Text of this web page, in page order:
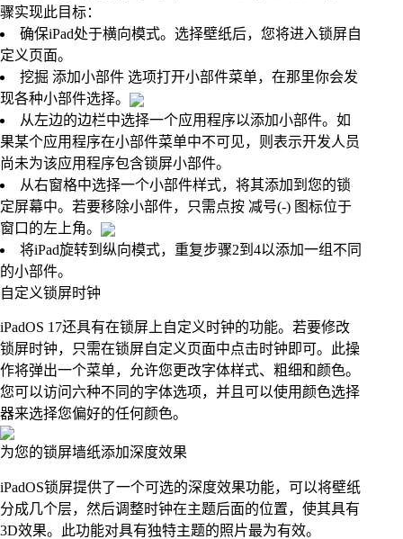
骤实现此目标：
确保iPad处于横向模式。选择壁纸后，您将进入锁屏自
定义页面。
挖掘 添加小部件 选项打开小部件菜单，在那里你会发
现各种小部件选择。
从左边的边栏中选择一个应用程序以添加小部件。如
果某个应用程序在小部件菜单中不可见，则表示开发人员
尚未为该应用程序包含锁屏小部件。
从右窗格中选择一个小部件样式，将其添加到您的锁
定屏幕中。若要移除小部件，只需点按 减号(-) 图标位于
窗口的左上角。
将iPad旋转到纵向模式，重复步骤2到4以添加一组不同
的小部件。
自定义锁屏时钟
iPadOS 17还具有在锁屏上自定义时钟的功能。若要修改
锁屏时钟，只需在锁屏自定义页面中点击时钟即可。此操
作将弹出一个菜单，允许您更改字体样式、粗细和颜色。
您可以访问六种不同的字体选项，并且可以使用颜色选择
器来选择您偏好的任何颜色。
为您的锁屏墙纸添加深度效果
iPadOS锁屏提供了一个可选的深度效果功能，可以将壁纸
分成几个层，然后调整时钟在主题后面的位置，使其具有
3D效果。此功能对具有独特主题的照片最为有效。